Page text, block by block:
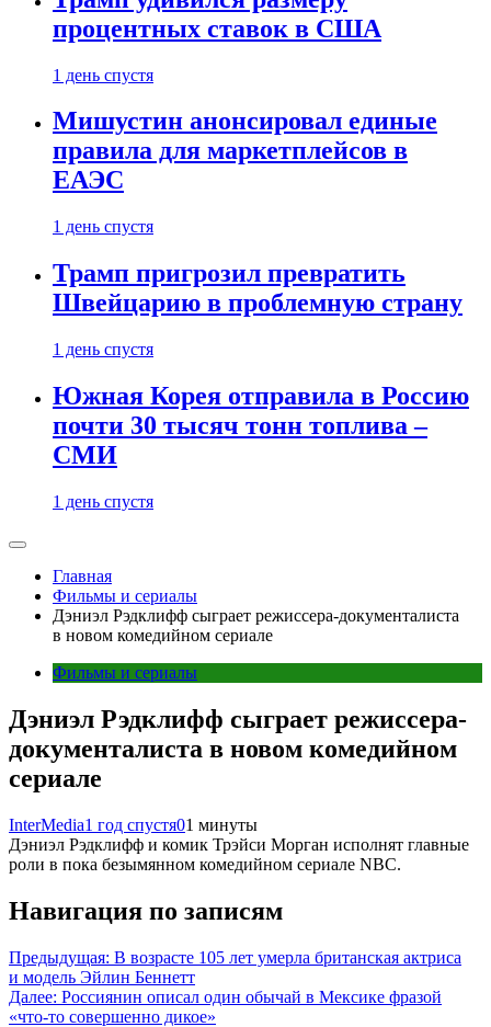
процентных ставок в США
1 день спустя
Мишустин анонсировал единые
правила для маркетплейсов в
ЕАЭС
1 день спустя
Трамп пригрозил превратить
Швейцарию в проблемную страну
1 день спустя
Южная Корея отправила в Россию
почти 30 тысяч тонн топлива –
СМИ
1 день спустя
Главная
Фильмы и сериалы
Дэниэл Рэдклифф сыграет режиссера-документалиста
в новом комедийном сериале
Фильмы и сериалы
Дэниэл Рэдклифф сыграет режиссера-
документалиста в новом комедийном
сериале
InterMedia1 год спустя01 минуты
Дэниэл Рэдклифф и комик Трэйси Морган исполнят главные
роли в пока безымянном комедийном сериале NBC.
Навигация по записям
Предыдущая: В возрасте 105 лет умерла британская актриса
и модель Эйлин Беннетт
Далее: Россиянин описал один обычай в Мексике фразой
«что-то совершенно дикое»